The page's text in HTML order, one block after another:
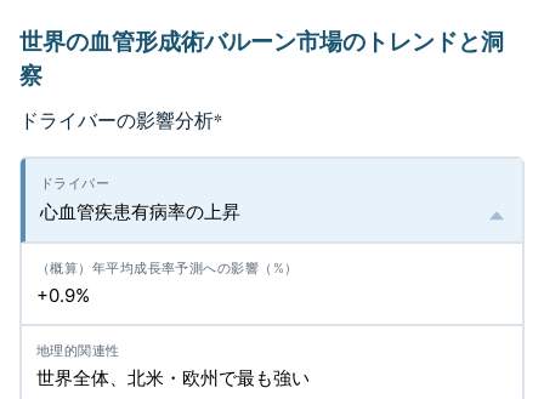
世界の血管形成術バルーン市場のトレンドと洞
察
ドライバーの影響分析*
心血管疾患有病率の上昇
+0.9%
世界全体、北米・欧州で最も強い